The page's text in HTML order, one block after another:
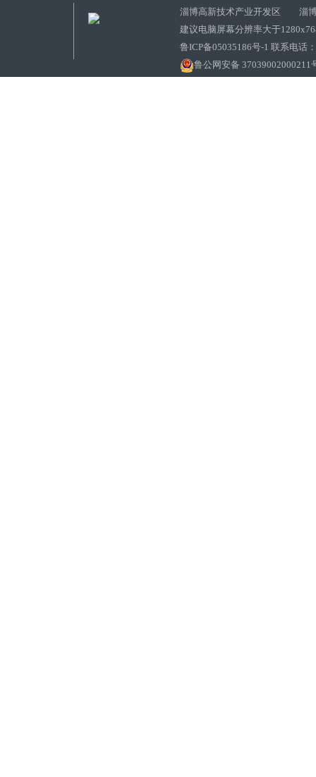
淄博高新技术产业开发区 淄博
建议电脑屏幕分辨率大于
鲁ICP备05035186号-1 联系电话
鲁公网安备 37039002000211